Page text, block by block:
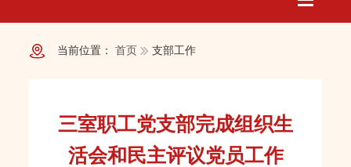
当前位置： 首页 支部工作
三室职工党支部完成组织生
活会和民主评议党员工作